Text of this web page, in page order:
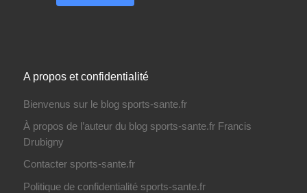
A propos et confidentialité
Bienvenus sur le blog sports-sante.fr
À propos de l’auteur du blog sports-sante.fr Francis
Drubigny
Contacter sports-sante.fr
Politique de confidentialité sports-sante.fr